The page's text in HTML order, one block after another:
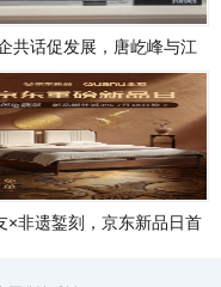
共话促发展，唐屹峰与江
×非遗錾刻，京东新品日首